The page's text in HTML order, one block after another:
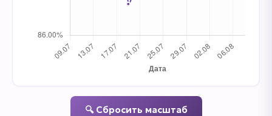
🔍 Сбросить масштаб